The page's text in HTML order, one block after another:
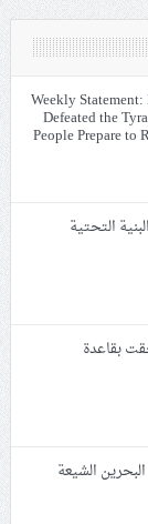
Weekly
Defeated the
People Prepare
التحتية
بقاعدة
الشيعة